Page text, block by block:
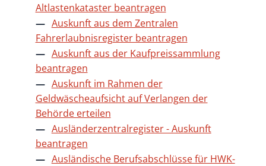
Altlastenkataster beantragen
Auskunft aus dem Zentralen
Fahrerlaubnisregister beantragen
Auskunft aus der Kaufpreissammlung
beantragen
Auskunft im Rahmen der
Geldwäscheaufsicht auf Verlangen der
Behörde erteilen
Ausländerzentralregister - Auskunft
beantragen
Ausländische Berufsabschlüsse für HWK-